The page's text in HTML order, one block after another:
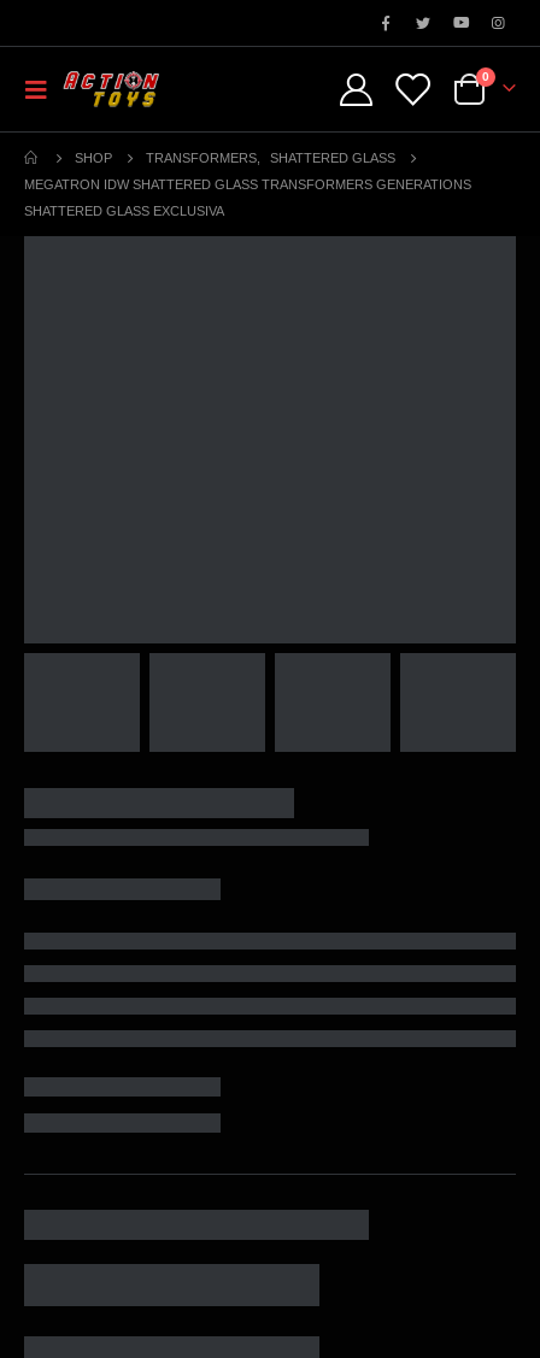
0
SHOP TRANSFORMERS
SHATTERED GLASS
MEGATRON IDW SHATTERED GLASS TRANSFORMERS GENERATIONS
SHATTERED GLASS EXCLUSIVA